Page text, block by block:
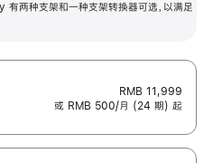
两种支架和一种支架转换器可选，以满足
RMB 11,999
或 RMB 500/月 (24 期) 起